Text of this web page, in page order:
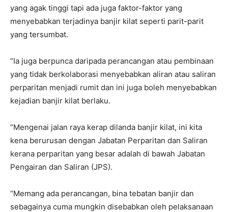
yang agak tinggi tapi ada juga faktor-faktor yang
menyebabkan terjadinya banjir kilat seperti parit-parit
yang tersumbat.
“Ia juga berpunca daripada perancangan atau pembinaan
yang tidak berkolaborasi menyebabkan aliran atau saliran
perparitan menjadi rumit dan ini juga boleh menyebabkan
kejadian banjir kilat berlaku.
“Mengenai jalan raya kerap dilanda banjir kilat, ini kita
kena berurusan dengan Jabatan Perparitan dan Saliran
kerana perparitan yang besar adalah di bawah Jabatan
Pengairan dan Saliran (JPS).
“Memang ada perancangan, bina tebatan banjir dan
sebagainya cuma mungkin disebabkan oleh pelaksanaan